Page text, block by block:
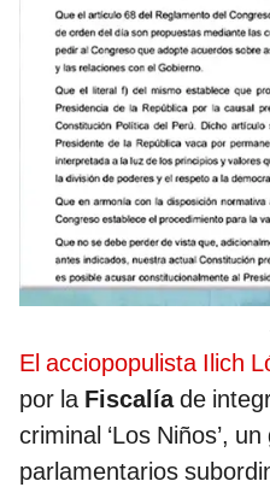
El acciopopulista Ilich
por la Fiscalíade
criminal ‘Los Niños’,
parlamentarios